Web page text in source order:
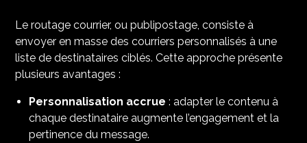
Le routage courrier, ou publipostage, consiste à
envoyer en masse des courriers personnalisés à une
liste de destinataires ciblés. Cette approche présente
plusieurs avantages :​
Personnalisation accrue : adapter le contenu à
chaque destinataire augmente l’engagement et la
pertinence du message.​